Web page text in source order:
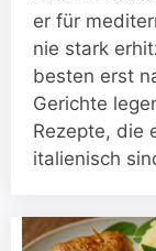
er für
nie stark
besten erst
Gerichte
Rezepte, die
italienisch